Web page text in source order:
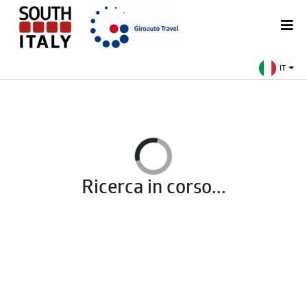
IT
Ricerca in corso...